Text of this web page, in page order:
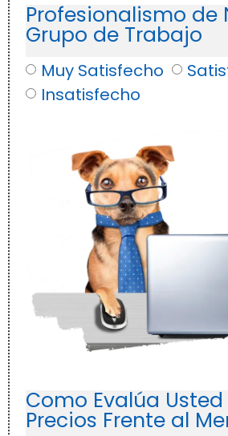
Profesionalismo de
Grupo de Trabajo
Muy Satisfecho
Insatisfecho
Como Evalúa
Precios Frente al